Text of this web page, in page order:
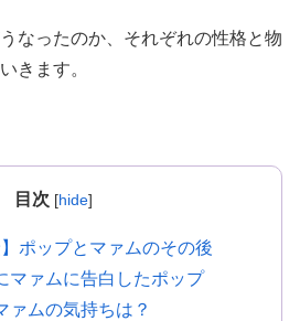
なったのか、それぞれの性格と物
きます。
目次 [hide]
】ポップとマァムのその後
マァムに告白したポップ
ァムの気持ちは？